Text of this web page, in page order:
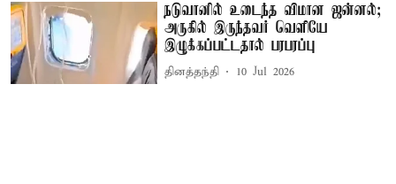
நடுவானில் உடைந்த விமான ஜன்னல்;
அருகில் இருந்தவர் வெளியே
இழுக்கப்பட்டதால் பரபரப்பு
தினத்தந்தி 10 Jul 2026